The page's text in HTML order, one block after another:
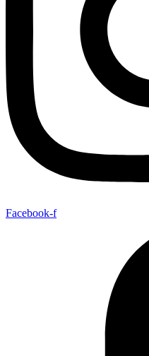
Facebook-f